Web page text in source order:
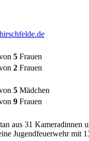
5 Frauen
2 Frauen
5 Mädchen
9 Frauen
aus 31 Kameradinnen
Jugendfeuerwehr mit